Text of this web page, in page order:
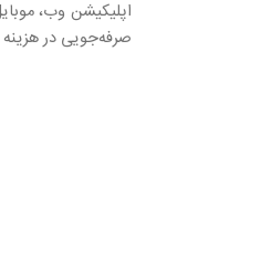
صرفه‌جویی در